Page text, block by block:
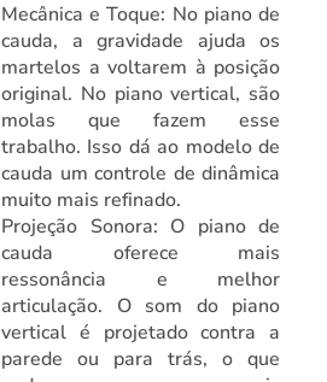
Mecânica e Toque: No piano de
cauda, a gravidade ajuda os
martelos a voltarem à posição
original. No piano vertical, são
molas que fazem esse
trabalho. Isso dá ao modelo de
cauda um controle de dinâmica
muito mais refinado.
Projeção Sonora: O piano de
cauda oferece mais
ressonância e melhor
articulação. O som do piano
vertical é projetado contra a
parede ou para trás, o que